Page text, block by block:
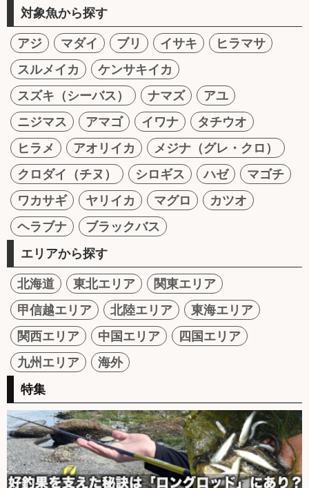
対象魚から探す
アジ マダイ ブリ イサキ
ヒラマサ
スルメイカ
ケンサキイカ
スズキ（シーバス）
ナマズ
アユ
ニジマス
アマゴ イワナ
タチウオ
ヒラメ
アオリイカ
メジナ（グレ・クロ）
クロダイ（チヌ）
シロギス ハゼ
マゴチ
ワカサギ
ヤリイカ マグロ
カツオ
ヘラブナ
ブラックバス
エリアから探す
北海道 東北エリア
関東エリア
甲信越エリア
北陸エリア
東海エリア
関西エリア
中国エリア
四国エリア
九州エリア
海外
特集